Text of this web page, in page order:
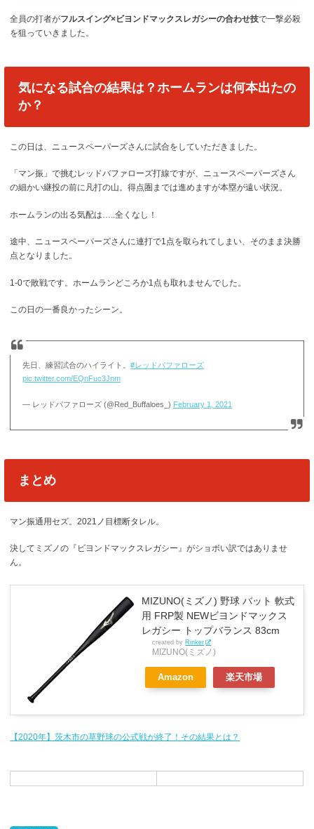
全員の打者がフルスイング×ビヨンドマックスレガシーの合わせ技で一撃必殺
を狙っていきました。
気になる試合の結果は？ホームランは何本出たの
か？
この日は、ニュースペーパーズさんに試合をしていただきました。
「マン振」で挑むレッドバファローズ打線ですが、ニュースペーパーズさん
の細かい継投の前に凡打の山。得点圏までは進めますが本塁が遠い状況。
ホームランの出る気配は…..全くなし！
途中、ニュースペーパーズさんに連打で1点を取られてしまい、そのまま決勝
点となりました。
1-0で敗戦です。ホームランどころか1点も取れませんでした。
この日の一番良かったシーン。
先日、練習試合のハイライト。#レッドバファローズ
pic.twitter.com/EQnFuc3Jnm
— レッドバファローズ (@Red_Buffaloes_) February 1, 2021
まとめ
マン振通用セズ。2021ノ目標断タレル。
決してミズノの『ビヨンドマックスレガシー』がショボい訳ではありませ
ん。
MIZUNO(ミズノ) 野球 バット 軟式
用 FRP製 NEWビヨンドマックス
レガシー トップバランス 83cm
created by Rinker
MIZUNO(ミズノ)
Amazon 楽天市場
【2020年】茨木市の草野球の公式戦が終了！その結果とは？